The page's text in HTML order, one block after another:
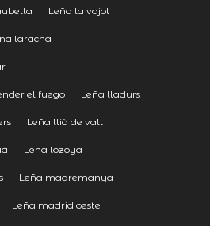
Leña la vajol
laracha
el fuego Leña lladurs
Leña llià de vall
Leña lozoya
Leña madremanya
Leña madrid oeste